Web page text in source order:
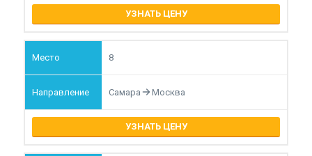
УЗНАТЬ ЦЕНУ
8
Самара Москва
УЗНАТЬ ЦЕНУ